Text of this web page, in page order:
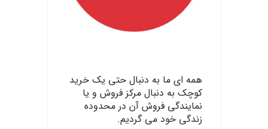
همه ای ما به دنبال حتی یک خرید
کوچک به دنبال مرکز فروش و یا
نمایندگی فروش آن در محدوده
زندگی خود می گردیم.